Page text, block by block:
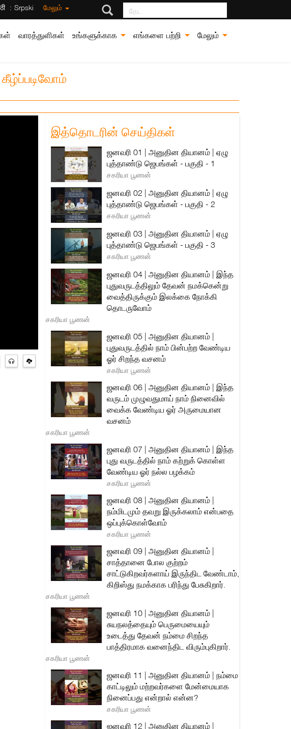
Srpski மேலும் தேட
வாரத்துளிகள் உங்களுக்காக எங்களை பற்றி மேலும்
இத்தொடரின் செய்திகள்
ஜனவரி 01 | அனுதின தியானம் | ஏழு
புத்தாண்டு ஜெபங்கள் - பகுதி - 1
சகரியா பூணன்
ஜனவரி 02 | அனுதின தியானம் | ஏழு
புத்தாண்டு ஜெபங்கள் - பகுதி - 2
சகரியா பூணன்
ஜனவரி 03 | அனுதின தியானம் | ஏழு
புத்தாண்டு ஜெபங்கள் - பகுதி - 3
சகரியா பூணன்
ஜனவரி 04 | அனுதின தியானம் | இந்த
புதுவருடத்திலும் தேவன் நமக்கென்று
வைத்திருக்கும் இலக்கை நோக்கி
தொடருவோம்
சகரியா பூணன்
ஜனவரி 05 | அனுதின தியானம் |
புதுவருடத்தில் நாம் பின்பற்ற வேண்டிய
ஓர் சிறந்த வசனம்
சகரியா பூணன்
ஜனவரி 06 | அனுதின தியானம் | இந்த
வருடம் முழுவதுமாய் நாம் நினைவில்
வைக்க வேண்டிய ஓர் அருமையான
வசனம்
சகரியா பூணன்
ஜனவரி 07 | அனுதின தியானம் | இந்த
புது வருடத்தில் நாம் கற்றுக் கொள்ள
வேண்டிய ஓர் நல்ல பழக்கம்
சகரியா பூணன்
ஜனவரி 08 | அனுதின தியானம் |
நம்மிடமும் தவறு இருக்கலாம் என்பதை
ஒப்புக்கொள்வோம்
சகரியா பூணன்
ஜனவரி 09 | அனுதின தியானம் |
சாத்தானை போல குற்றம்
சாட்டுகிறவர்களாய் இருந்திட வேண்டாம்,
கிறிஸ்து நமக்காக பரிந்து பேசுகிறார்.
சகரியா பூணன்
ஜனவரி 10 | அனுதின தியானம் |
சுயநலத்தையும் பெருமையையும்
உடைத்து தேவன் நம்மை சிறந்த
பாத்திரமாக வனைந்திட விரும்புகிறார்.
சகரியா பூணன்
ஜனவரி 11 | அனுதின தியானம் | நம்மை
காட்டிலும் மற்றவர்களை மேன்மையாக
நினைப்பது என்றால் என்ன?
சகரியா பூணன்
ஜனவரி 12 | அனுதின தியானம் |